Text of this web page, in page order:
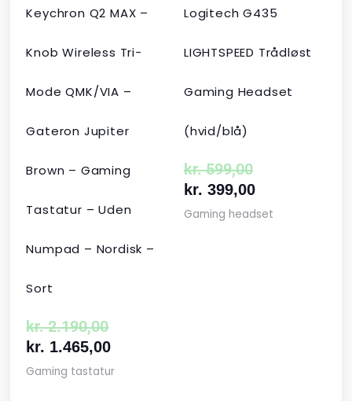
Keychron Q2 MAX –
Knob Wireless Tri-
Mode QMK/VIA –
Gateron Jupiter
Brown – Gaming
Tastatur – Uden
Numpad – Nordisk –
Sort
kr.2.190,00
kr. 1.465,00
Gaming tastatur
Logitech G435
LIGHTSPEED Trådløst
Gaming Headset
(hvid/blå)
kr.599,00
kr. 399,00
Gaming headset